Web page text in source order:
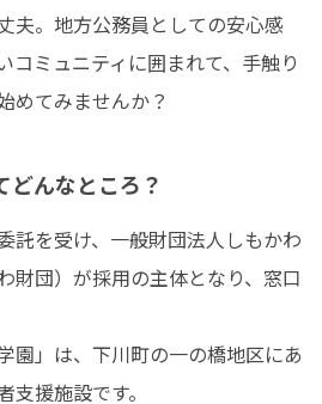
夫。地方公務員としての安心感
コミュニティに囲まれて、手触り
めてみませんか？
どんなところ？
託を受け、一般財団法人しもかわ
財団）が採用の主体となり、窓口
園」は、下川町の一の橋地区にあ
援施設です。